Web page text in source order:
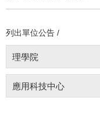
列出單位公告 /
理學院
應用科技中心